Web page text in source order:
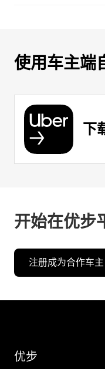
使用车主端
下
开始在优步
注册成为合作车主
优步